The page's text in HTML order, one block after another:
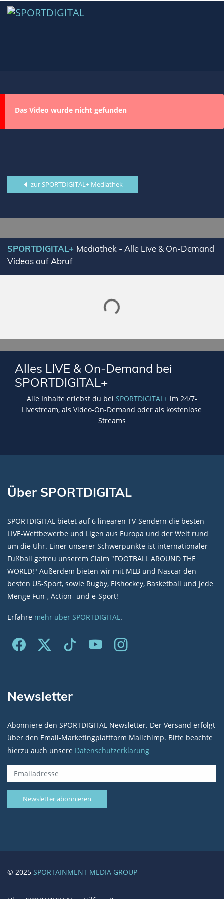
Das Video wurde nicht gefunden
zur SPORTDIGITAL+ Mediathek
SPORTDIGITAL+ Mediathek - Alle Live & On-Demand
Videos auf Abruf
Lade SPORTDIGITAL+ Mediathek
Alles LIVE & On-Demand bei
SPORTDIGITAL+
Alle Inhalte erlebst du bei SPORTDIGITAL+im 24/7-
Livestream, als Video-On-Demand oder als kostenlose
Streams
Über SPORTDIGITAL
SPORTDIGITAL bietet auf 6 linearen TV-Sendern die besten
LIVE-Wettbewerbe und Ligen aus Europa und der Welt rund
um die Uhr. Einer unserer Schwerpunkte ist internationaler
Fußball getreu unserem Claim "FOOTBALL AROUND THE
WORLD!" Außerdem bieten wir mit MLB und Nascar den
besten US-Sport, sowie Rugby, Eishockey, Basketball und jede
Menge Fun-, Action- und e-Sport!
Erfahre mehr über SPORTDIGITAL.
Newsletter
Abonniere den SPORTDIGITAL Newsletter. Der Versand erfolgt
über den Email-Marketingplattform Mailchimp. Bitte beachte
hierzu auch unsere Datenschutzerklärung
© 2025 SPORTAINMENT MEDIA GROUP